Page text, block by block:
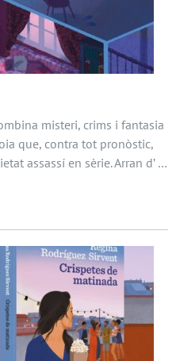
misteri, crims i fantasia
que, contra tot pronòstic,
assassí en sèrie. Arran d’ …